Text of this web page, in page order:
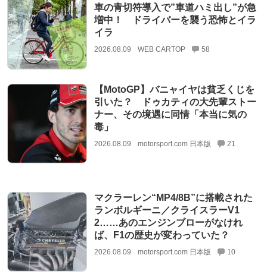
車の青切符導入で”車道ハミ出し”が急
増中！ ドライバーを襲う恐怖とイラ
イラ
2026.08.09 WEB CARTOP 58
【MotoGP】バニャイヤは貧乏くじを
引いた？ ドゥカティの大先輩ストー
ナー、その境遇に同情「本当に気の
毒」
2026.08.09 motorsport.com 日本版 21
マクラーレン“MP4/8B”に搭載された
ランボルギーニ／クライスラーV1
2……あのエンジンブローがなけれ
ば、F1の歴史が変わっていた？
2026.08.09 motorsport.com 日本版 10